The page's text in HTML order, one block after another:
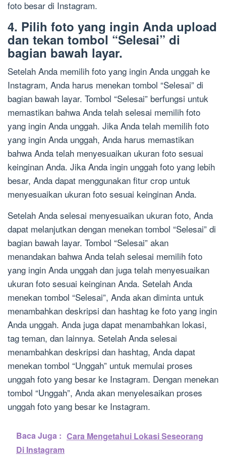
foto besar di Instagram.
4. Pilih foto yang ingin Anda upload
dan tekan tombol “Selesai” di
bagian bawah layar.
Setelah Anda memilih foto yang ingin Anda unggah ke
Instagram, Anda harus menekan tombol “Selesai” di
bagian bawah layar. Tombol “Selesai” berfungsi untuk
memastikan bahwa Anda telah selesai memilih foto
yang ingin Anda unggah. Jika Anda telah memilih foto
yang ingin Anda unggah, Anda harus memastikan
bahwa Anda telah menyesuaikan ukuran foto sesuai
keinginan Anda. Jika Anda ingin unggah foto yang lebih
besar, Anda dapat menggunakan fitur crop untuk
menyesuaikan ukuran foto sesuai keinginan Anda.
Setelah Anda selesai menyesuaikan ukuran foto, Anda
dapat melanjutkan dengan menekan tombol “Selesai” di
bagian bawah layar. Tombol “Selesai” akan
menandakan bahwa Anda telah selesai memilih foto
yang ingin Anda unggah dan juga telah menyesuaikan
ukuran foto sesuai keinginan Anda. Setelah Anda
menekan tombol “Selesai”, Anda akan diminta untuk
menambahkan deskripsi dan hashtag ke foto yang ingin
Anda unggah. Anda juga dapat menambahkan lokasi,
tag teman, dan lainnya. Setelah Anda selesai
menambahkan deskripsi dan hashtag, Anda dapat
menekan tombol “Unggah” untuk memulai proses
unggah foto yang besar ke Instagram. Dengan menekan
tombol “Unggah”, Anda akan menyelesaikan proses
unggah foto yang besar ke Instagram.
Baca Juga : Cara Mengetahui Lokasi Seseorang
Di Instagram